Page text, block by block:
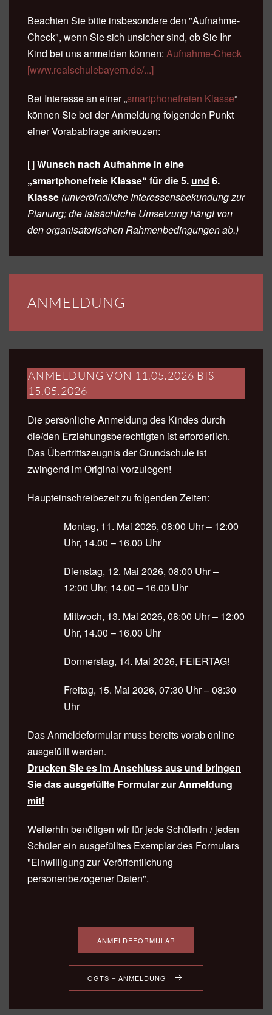
Beachten Sie bitte insbesondere den "Aufnahme-
Check", wenn Sie sich unsicher sind, ob Sie Ihr
Kind bei uns anmelden können: Aufnahme-Check
[www.realschulebayern.de/...]
Bei Interesse an einer„smartphonefreien Klasse“
können Sie bei der Anmeldung folgenden Punkt
einer Vorababfrage ankreuzen:
[ ]Wunsch nach Aufnahme in eine
„smartphonefreie Klasse“ für die 5. und 6.
Klasse (unverbindliche Interessensbekundung zur
Planung; die tatsächliche Umsetzung hängt von
den organisatorischen Rahmenbedingungen ab.)
ANMELDUNG
ANMELDUNG VON 11.05.2026 BIS
15.05.2026
Die persönliche Anmeldung des Kindes durch
die/den Erziehungsberechtigten ist erforderlich.
Das Übertrittszeugnis der Grundschule ist
zwingend im Original vorzulegen!
Haupteinschreibezeit zu folgenden Zeiten:
Montag, 11. Mai 2026, 08:00 Uhr – 12:00
Uhr, 14.00 – 16.00 Uhr
Dienstag, 12. Mai 2026, 08:00 Uhr –
12:00 Uhr, 14.00 – 16.00 Uhr
Mittwoch, 13. Mai 2026, 08:00 Uhr – 12:00
Uhr, 14.00 – 16.00 Uhr
Donnerstag, 14. Mai 2026, FEIERTAG!
Freitag, 15. Mai 2026, 07:30 Uhr – 08:30
Uhr
Das Anmeldeformular muss bereits vorab online
ausgefüllt werden.
Drucken Sie es im Anschluss aus und bringen
Sie das ausgefüllte Formular zur Anmeldung
mit!
Weiterhin benötigen wir für jede Schülerin / jeden
Schüler ein ausgefülltes Exemplar des Formulars
"Einwilligung zur Veröffentlichung
personenbezogener Daten".
ANMELDEFORMULAR
OGTS – ANMELDUNG